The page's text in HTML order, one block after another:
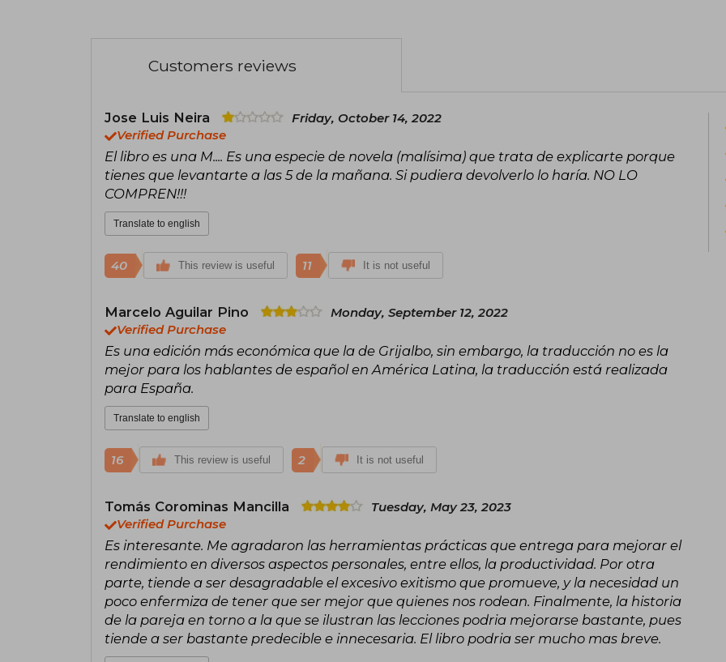
Club (2018), The Leader Who Had
the Monk Who Sold His Ferrari,
discipline, and personal
and has been honored with awards
Toastmasters International.
message has impacted leaders,
Customers reviews
Jose Luis Neira
Friday, October 14, 2022
Verified Purchase
El libro es una M.... Es una especie de novela (malísima) que trata de explicarte porque
tienes que levantarte a las 5 de la mañana. Si pudiera devolverlo lo haría. NO LO
COMPREN!!!
Translate to english
40 This review is useful 11 It is not useful
Marcelo Aguilar Pino
Monday, September 12, 2022
Verified Purchase
Es una edición más económica que la de Grijalbo, sin embargo, la traducción no es la
mejor para los hablantes de español en América Latina, la traducción está realizada
para España.
Translate to english
16 This review is useful 2 It is not useful
Tomás Corominas Mancilla
Tuesday, May 23, 2023
Verified Purchase
Es interesante. Me agradaron las herramientas prácticas que entrega para mejorar el
rendimiento en diversos aspectos personales, entre ellos, la productividad. Por otra
parte, tiende a ser desagradable el excesivo exitismo que promueve, y la necesidad un
poco enfermiza de tener que ser mejor que quienes nos rodean. Finalmente, la historia
de la pareja en torno a la que se ilustran las lecciones podria mejorarse bastante, pues
tiende a ser bastante predecible e innecesaria. El libro podria ser mucho mas breve.